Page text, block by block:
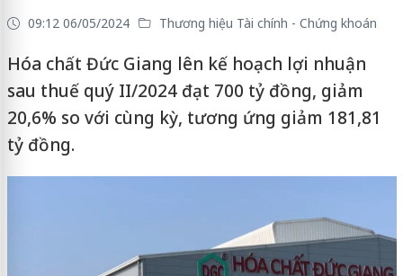
09:12 06/05/2024 Thương hiệu Tài chính - Chứng khoán
Hóa chất Đức Giang lên kế hoạch lợi nhuận
sau thuế quý II/2024 đạt 700 tỷ đồng, giảm
20,6% so với cùng kỳ, tương ứng giảm 181,81
tỷ đồng.